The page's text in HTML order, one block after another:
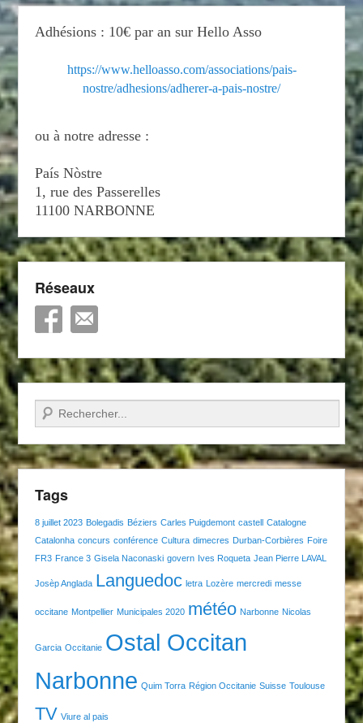
Adhésions : 10€ par an sur Hello Asso
https://www.helloasso.com/associations/pais-
nostre/adhesions/adherer-a-pais-nostre/
ou à notre adresse :
País Nòstre
1, rue des Passerelles
11100 NARBONNE
Réseaux
Recherche
Tags
8 juillet 2023 Bolegadis Béziers Carles Puigdemont castell Catalogne
Catalonha concurs conférence Cultura dimecres Durban-Corbières Foire
FR3 France 3 Gisela Naconaski govern Ives Roqueta Jean Pierre LAVAL
Josèp Anglada Languedoc letra Lozère mercredi messe
occitane Montpellier Municipales 2020 météo Narbonne Nicolas
Garcia Occitanie Ostal Occitan
Narbonne Quim Torra Région Occitanie Suisse Toulouse
TV Viure al pais